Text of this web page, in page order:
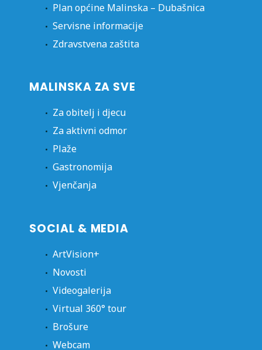
Plan općine Malinska – Dubašnica
Servisne informacije
Zdravstvena zaštita
MALINSKA ZA SVE
Za obitelj i djecu
Za aktivni odmor
Plaže
Gastronomija
Vjenčanja
SOCIAL & MEDIA
ArtVision+
Novosti
Videogalerija
Virtual 360° tour
Brošure
Webcam